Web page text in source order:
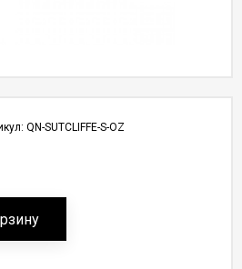
QN-SUTCLIFFE-S-OZ